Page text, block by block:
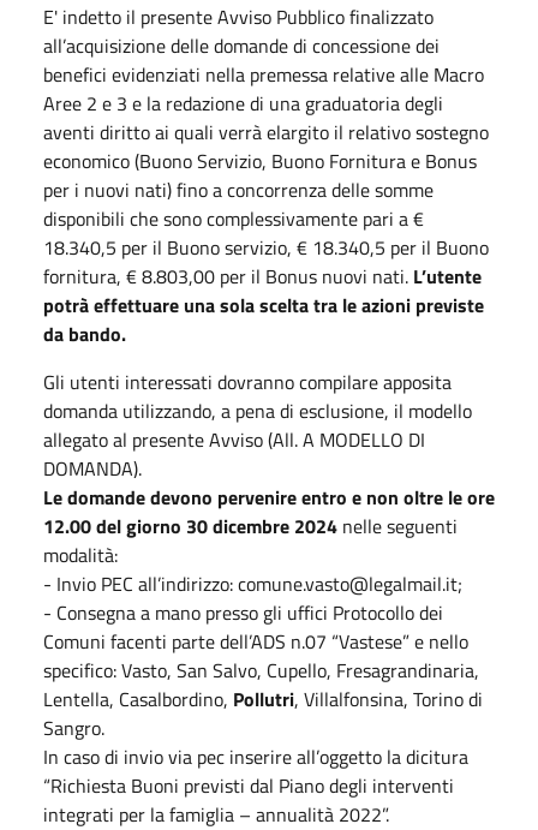
E' indetto il presente Avviso Pubblico finalizzato
all’acquisizione delle domande di concessione dei
benefici evidenziati nella premessa relative alle Macro
Aree 2 e 3 e la redazione di una graduatoria degli
aventi diritto ai quali verrà elargito il relativo sostegno
economico (Buono Servizio, Buono Fornitura e Bonus
per i nuovi nati) fino a concorrenza delle somme
disponibili che sono complessivamente pari a €
18.340,5 per il Buono servizio, € 18.340,5 per il Buono
fornitura, € 8.803,00 per il Bonus nuovi nati. L’utente
potrà effettuare una sola scelta tra le azioni previste
da bando.
Gli utenti interessati dovranno compilare apposita
domanda utilizzando, a pena di esclusione, il modello
allegato al presente Avviso (All. A MODELLO DI
DOMANDA).
Le domande devono pervenire entro e non oltre le ore
12.00 del giorno 30 dicembre 2024 nelle seguenti
modalità:
- Invio PEC all’indirizzo: comune.vasto@legalmail.it;
- Consegna a mano presso gli uffici Protocollo dei
Comuni facenti parte dell’ADS n.07 “Vastese” e nello
specifico: Vasto, San Salvo, Cupello, Fresagrandinaria,
Lentella, Casalbordino, Pollutri, Villalfonsina, Torino di
Sangro.
In caso di invio via pec inserire all’oggetto la dicitura
“Richiesta Buoni previsti dal Piano degli interventi
integrati per la famiglia – annualità 2022”.